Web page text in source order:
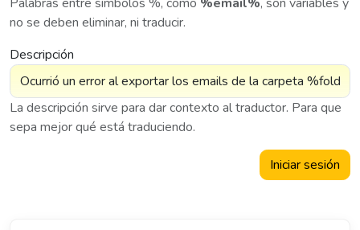
no se deben eliminar, ni traducir.
Descripción
La descripción sirve para dar contexto al traductor. Para que
sepa mejor qué está traduciendo.
Iniciar sesión